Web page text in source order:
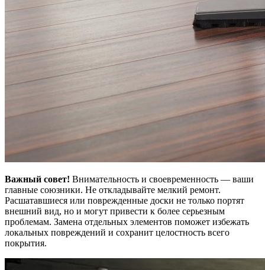
Важный совет! Внимательность и своевременность — ваши
главные союзники. Не откладывайте мелкий ремонт.
Расшатавшиеся или поврежденные доски не только портят
внешний вид, но и могут привести к более серьезным
проблемам. Замена отдельных элементов поможет избежать
локальных повреждений и сохранит целостность всего
покрытия.